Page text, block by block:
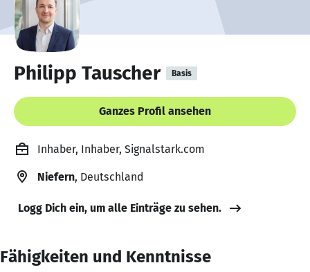
Philipp Tauscher Basis
Ganzes Profil ansehen
Inhaber, Inhaber, Signalstark.com
Niefern, Deutschland
Logg Dich ein, um alle Einträge zu sehen.
Fähigkeiten und Kenntnisse